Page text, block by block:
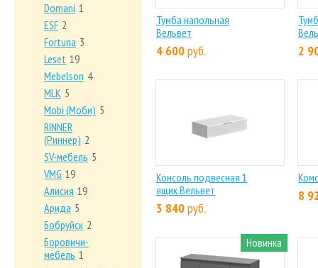
Тумба напольная
Вельвет
4 600руб. 2
Консоль подвесная 1
ящик Вельвет
3 840руб.
8
Новинка
Domani 1
ESF 2
Fortuna 3
Leset 19
Mebelson 4
MLK 5
Mobi (Моби) 5
RINNER
(Риннер) 2
SV-мебель 5
VMG 19
Алисия 19
Арида 5
Бобруйск 2
Боровичи-
мебель 1